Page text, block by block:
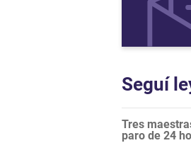
Seguí
Tres
paro de 24